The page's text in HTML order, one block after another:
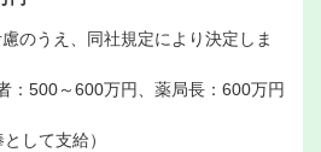
のうえ、同社規定により決定しま
：500～600万円、薬局長：600万円
して支給）